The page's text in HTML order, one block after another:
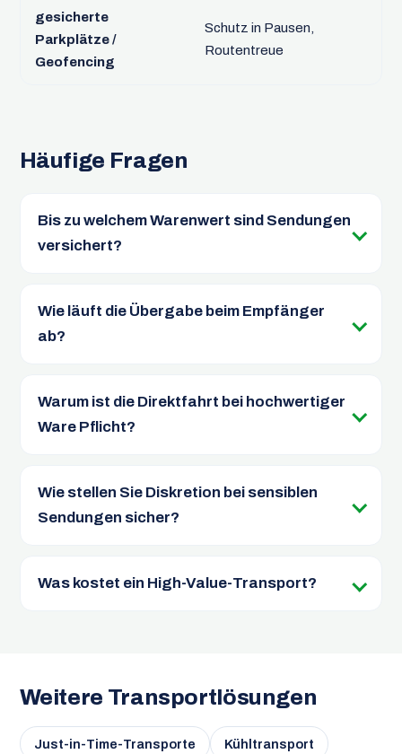
gesicherte
Parkplätze /
Geofencing
Schutz in Pausen,
Routentreue
Häufige Fragen
Bis zu welchem Warenwert sind Sendungen
versichert?
Wie läuft die Übergabe beim Empfänger
ab?
Warum ist die Direktfahrt bei hochwertiger
Ware Pflicht?
Wie stellen Sie Diskretion bei sensiblen
Sendungen sicher?
Was kostet ein High-Value-Transport?
Weitere Transportlösungen
Just-in-Time-Transporte Kühltransport